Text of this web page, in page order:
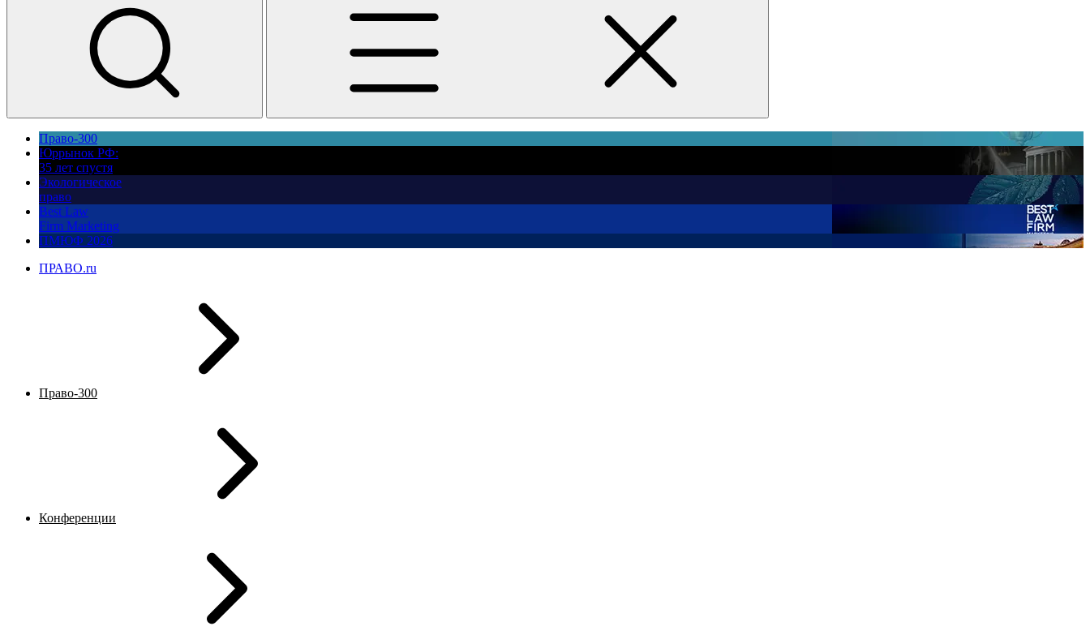
Право-300
Юррынок РФ:
35 лет спустя
Экологическое
право
Best Law
Firm Marketing
ПМЮФ 2026
ПРАВО.ru
Право-300
Конференции